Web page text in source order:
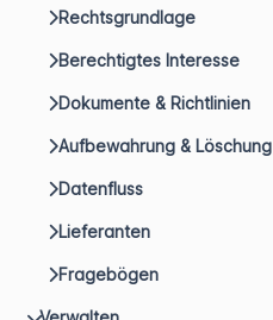
Rechtsgrundlage
Berechtigtes Interesse
Dokumente & Richtlinien
Aufbewahrung & Löschung
Datenfluss
Lieferanten
Fragebögen